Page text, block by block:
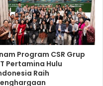
Program CSR Grup
Pertamina Hulu
Raih